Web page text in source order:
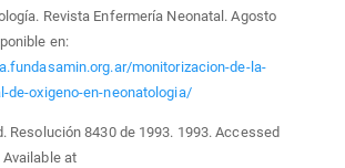
Revista Enfermería Neonatal. Agosto
en:
monitorizacion-de-la-
de-oxigeno-en-neonatologia/
Resolución 8430 de 1993. 1993. Accessed
Available at